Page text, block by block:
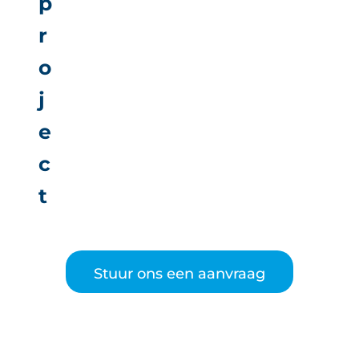
r
o
j
e
c
t
Stuur ons een aanvraag